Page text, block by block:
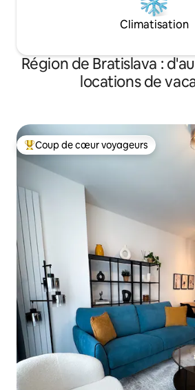
Climatisation
Région de Bratislava :
locations de
Coups de cœur voyageurs les plus
Coup de cœur voyageurs